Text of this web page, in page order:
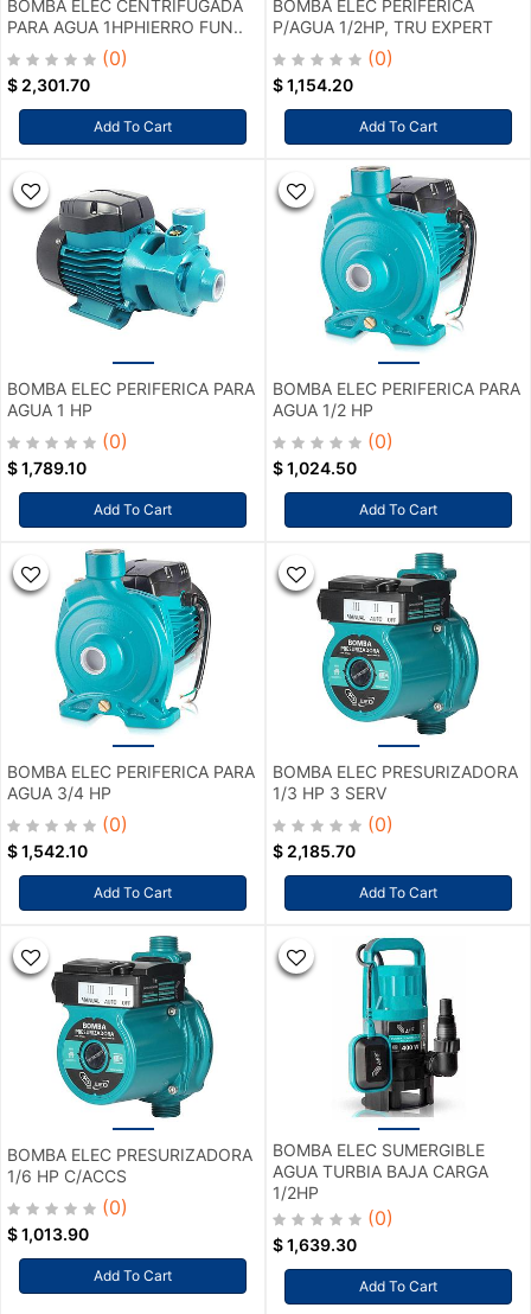
BOMBA ELEC CENTRIFUGADA
PARA AGUA 1HPHIERRO FUN..
(0)
$ 2,301.70
Add To Cart
BOMBA ELEC PERIFERICA
P/AGUA 1/2HP, TRU EXPERT
(0)
$1,154.20
Add To Cart
BOMBA ELEC PERIFERICA PARA
AGUA 1 HP
(0)
$1,789.10
Add To Cart
BOMBA ELEC PERIFERICA PARA
AGUA 1/2 HP
(0)
$1,024.50
Add To Cart
BOMBA ELEC PERIFERICA PARA
AGUA 3/4 HP
(0)
$1,542.10
Add To Cart
BOMBA ELEC PRESURIZADORA
1/3 HP 3 SERV
(0)
$ 2,185.70
Add To Cart
BOMBA ELEC PRESURIZADORA
1/6 HP C/ACCS
(0)
$1,013.90
Add To Cart
BOMBA ELEC SUMERGIBLE
AGUA TURBIA BAJA CARGA
1/2HP
(0)
$1,639.30
Add To Cart